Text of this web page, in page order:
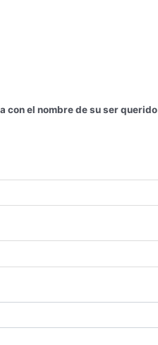
con el nombre de su ser querido